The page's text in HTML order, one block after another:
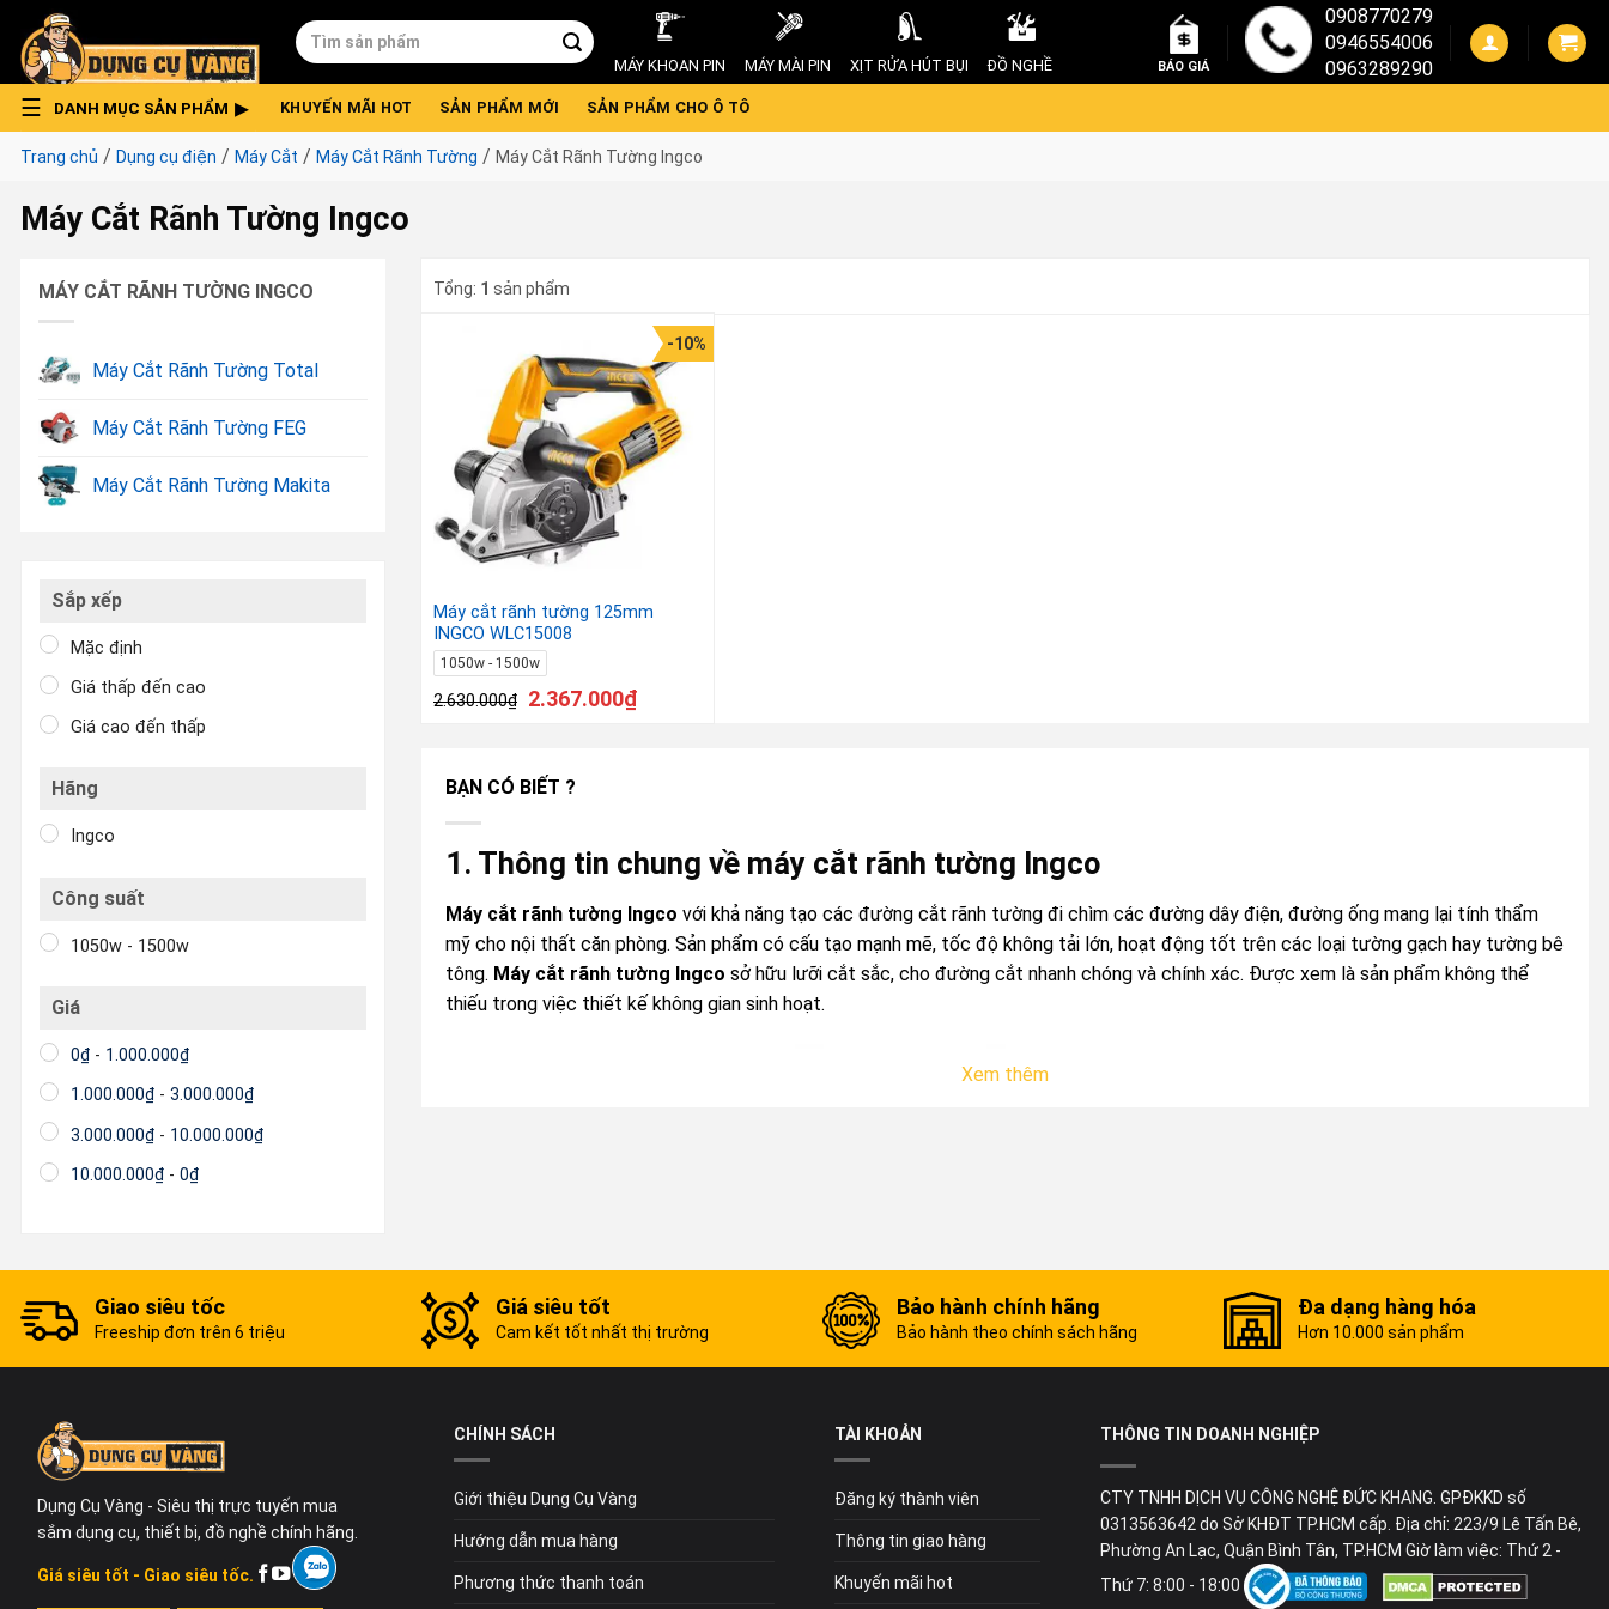
content
Tìm
kiếm:
MÁY KHOAN PIN MÁY MÀI PIN XỊT RỬA HÚT BỤI ĐỒ NGHỀ BÁO GIÁ
0908770279
0946554006
0963289290
DANH MỤC SẢN PHẨM KHUYẾN MÃI HOT SẢN PHẨM MỚI SẢN PHẨM CHO Ô TÔ
Trang chủ / Dụng cụ điện / Máy Cắt / Máy Cắt Rãnh Tường / Máy Cắt Rãnh Tường Ingco
Máy Cắt Rãnh Tường Ingco
Tổng: 1 sản phẩm
Máy cắt rãnh tường 125mm
INGCO WLC15008
1050w - 1500w
2.630.000₫
-10%
2.367.000₫
BẠN CÓ BIẾT ?
1. Thông tin chung về máy cắt rãnh tường Ingco
Máy cắt rãnh tường Ingco với khả năng tạo các đường cắt rãnh tường đi chìm các đường dây điện, đường ống mang lại tính thẩm
mỹ cho nội thất căn phòng. Sản phẩm có cấu tạo mạnh mẽ, tốc độ không tải lớn, hoạt động tốt trên các loại tường gạch hay tường bê
tông. Máy cắt rãnh tường Ingco sở hữu lưỡi cắt sắc, cho đường cắt nhanh chóng và chính xác. Được xem là sản phẩm không thể
thiếu trong việc thiết kế không gian sinh hoạt.
Xem thêm
MÁY CẮT RÃNH TƯỜNG INGCO
Máy Cắt Rãnh Tường Total
Máy Cắt Rãnh Tường FEG
Máy Cắt Rãnh Tường Makita
Sắp xếp
Mặc định
Giá thấp đến cao
Giá cao đến thấp
Hãng
Ingco
Công suất
1050w - 1500w
Giá
0₫ - 1.000.000₫
1.000.000₫ - 3.000.000₫
3.000.000₫ - 10.000.000₫
10.000.000₫ - 0₫
Giao siêu tốc
Freeship đơn trên 6 triệu
Giá siêu tốt
Cam kết tốt nhất thị trường
Bảo hành chính hãng
Bảo hành theo chính sách hãng
Đa dạng hàng hóa
Hơn 10.000 sản phẩm
Dụng Cụ Vàng - Siêu thị trực tuyến mua
sắm dụng cụ, thiết bị, đồ nghề chính hãng.
Giá siêu tốt - Giao siêu tốc.
CHÍNH SÁCH
Giới thiệu Dụng Cụ Vàng
Hướng dẫn mua hàng
Phương thức thanh toán
TÀI KHOẢN
Đăng ký thành viên
Thông tin giao hàng
Khuyến mãi hot
THÔNG TIN DOANH NGHIỆP
CTY TNHH DỊCH VỤ CÔNG NGHỆ ĐỨC KHANG. GPĐKKD số
0313563642 do Sở KHĐT TP.HCM cấp. Địa chỉ: 223/9 Lê Tấn Bê,
Phường An Lạc, Quận Bình Tân, TP.HCM Giờ làm việc: Thứ 2 -
Thứ 7: 8:00 - 18:00